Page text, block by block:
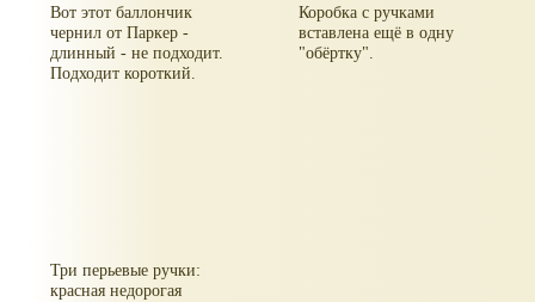
Вот этот баллончик
чернил от Паркер -
длинный - не подходит.
Подходит короткий.
Коробка с ручками
вставлена ещё в одну
"обёртку".
Три перьевые ручки:
красная недорогая